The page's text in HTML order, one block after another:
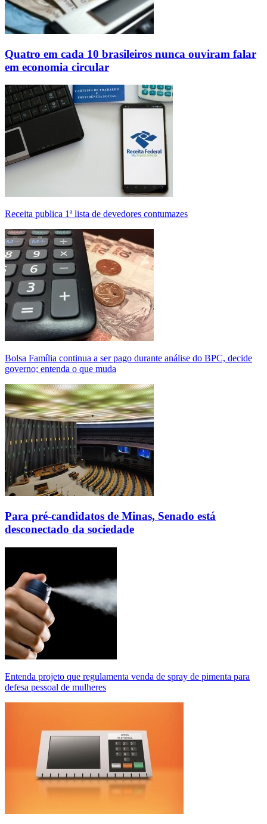
Quatro em cada 10 brasileiros nunca ouviram falar
em economia circular
Receita publica 1ª lista de devedores contumazes
Bolsa Família continua a ser pago durante análise do BPC, decide
governo; entenda o que muda
Para pré-candidatos de Minas, Senado está
desconectado da sociedade
Entenda projeto que regulamenta venda de spray de pimenta para
defesa pessoal de mulheres